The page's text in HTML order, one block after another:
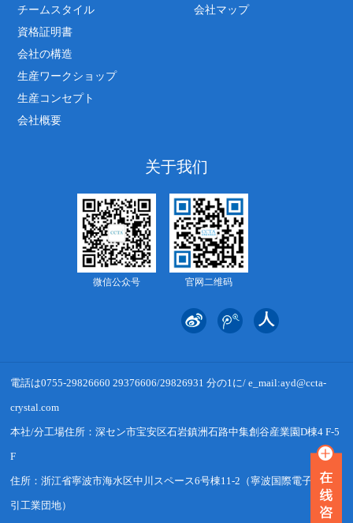
チームスタイル
資格証明書
会社の構造
生産ワークショップ
生産コンセプト
会社概要
会社マップ
关于我们
微信公众号 官网二维码
電話は0755-29826660 29376606/29826931 分の1に/ e_mail:ayd@ccta-
crystal.com
本社/分工場住所：深セン市宝安区石岩鎮洲石路中集創谷産業園D棟4 F-5
F
住所：浙江省寧波市海水区中川スペース6号棟11-2（寧波国際電子商取
引工業団地）